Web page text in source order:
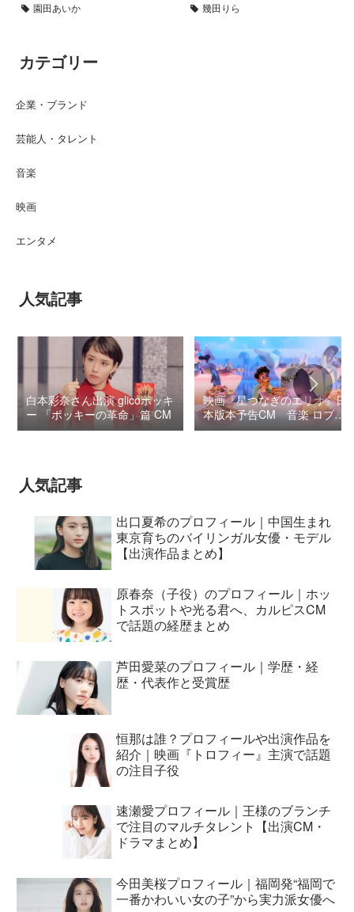
園田あいか
幾田りら
カテゴリー
企業・ブランド
芸能人・タレント
音楽
映画
エンタメ
人気記事
白本彩奈さん出演 glicoポッキ
ー 「ポッキーの革命」篇 CM
映画『星つなぎのエリオ』日
本版本予告CM 音楽 ロブ・
シモンセン /
人気記事
出口夏希のプロフィール｜中国生まれ
東京育ちのバイリンガル女優・モデル
【出演作品まとめ】
原春奈（子役）のプロフィール｜ホッ
トスポットや光る君へ、カルピスCM
で話題の経歴まとめ
芦田愛菜のプロフィール｜学歴・経
歴・代表作と受賞歴
恒那は誰？プロフィールや出演作品を
紹介｜映画『トロフィー』主演で話題
の注目子役
速瀬愛プロフィール｜王様のブランチ
で注目のマルチタレント【出演CM・
ドラマまとめ】
今田美桜プロフィール｜福岡発“福岡で
一番かわいい女の子”から実力派女優へ